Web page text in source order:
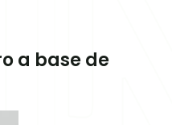
a base de